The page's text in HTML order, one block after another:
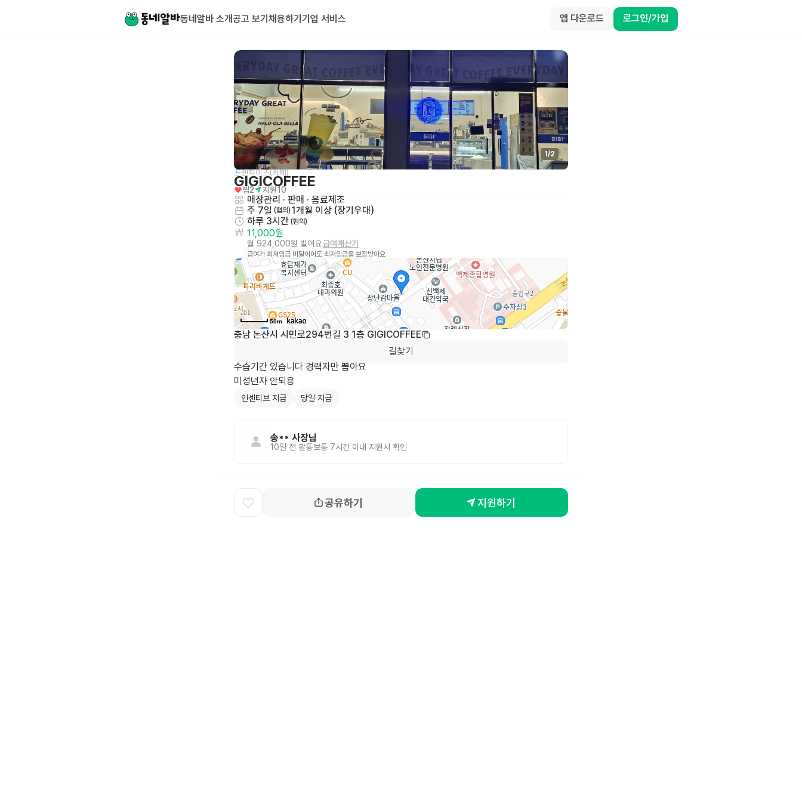
동네알바 소개공고 보기 채용하기 기업 서비스 앱 다운로드 로그인/가입
1/2
프렌차이즈(카페)
GIGICOFFEE
찜2 지원10
매장관리 · 판매 · 음료제조
주 7일 (협의) 1개월 이상 (장기우대)
하루 3시간 (협의)
11,000원
월 924,000원 벌어요급여계산기
급여가 최저임금 미달이어도 최저임금을 보장받아요
50m
충남 논산시 시민로294번길 3 1층 GIGICOFFEE
길찾기
수습기간 있습니다 경력자만 뽑아요
미성년자 안되용
인센티브 지급 당일 지급
송** 사장님
10일 전 활동보통 7시간 이내 지원서 확인
공유하기 지원하기